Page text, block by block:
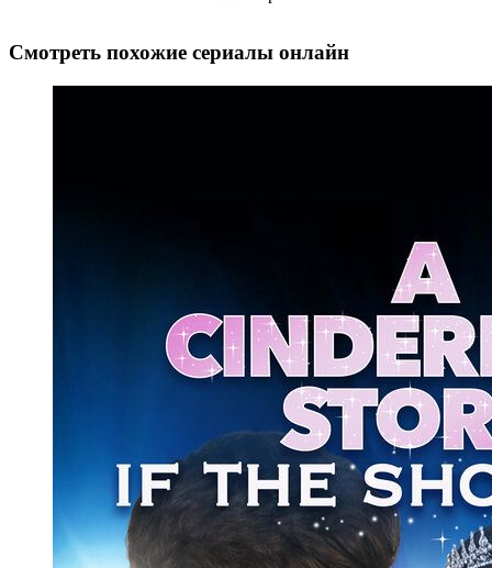
Смотреть похожие сериалы онлайн